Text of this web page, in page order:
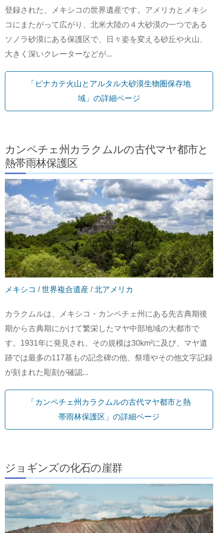
登録された、メキシコの世界遺産です。アメリカとメキシ
コにまたがって広がり、北米大陸の４大砂漠の一つである
ソノラ砂漠にある保護区で、日々姿を変える砂丘や火山、
大きく深いクレーターなどが...
「ピナカテ火山とアルタル大砂漠生物圏保存地
域」の詳細ページ
カンペチェ州カラクムルの古代マヤ都市と
熱帯雨林保護区
メキシコ /世界複合遺産 /北アメリカ
カラクムルは、メキシコ・カンペチェ州にある先古典期後
期から古典期にかけて繁栄したマヤ中部地域の大都市で
す。1931年に発見され、その規模は30km²に及び、マヤ遺
跡では最多の117基もの記念碑の他、祭壇やその他文字記録
が刻まれた彫刻が確認...
「カンペチェ州カラクムルの古代マヤ都市と熱
帯雨林保護区」の詳細ページ
ジョギンズの化石の崖群